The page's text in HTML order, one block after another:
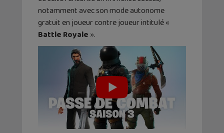
notamment avec son mode autonome
gratuit en joueur contre joueur intitulé «
Battle Royale ».